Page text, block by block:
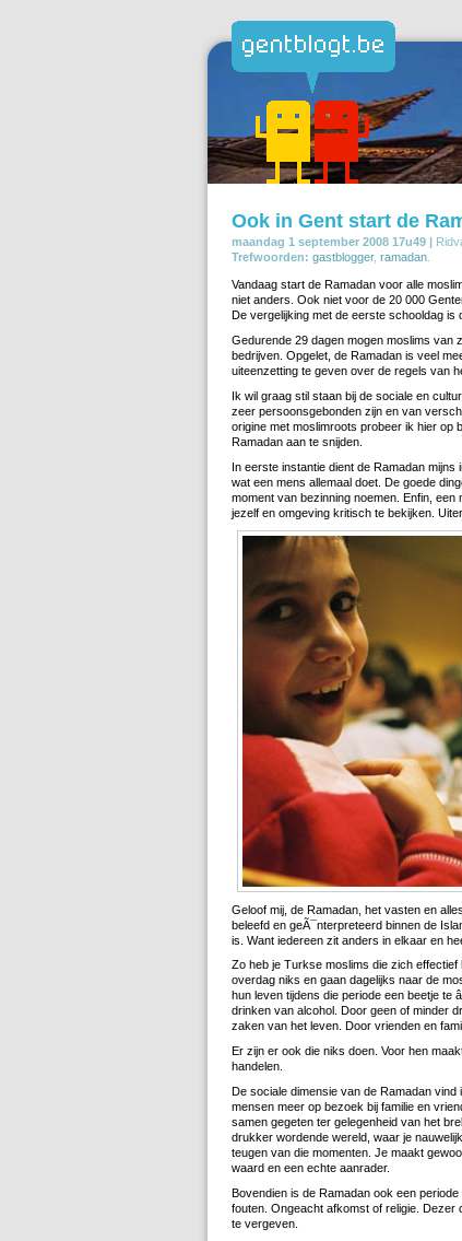
Ook in Gent start de
maandag 1 september 2008 17u49 |
Trefwoorden: gastblogger, ramadan
Vandaag start de Ramadan voor alle
niet anders. Ook niet voor de 20 000
De vergelijking met de eerste schooldag is
Gedurende 29 dagen mogen moslims van
bedrijven. Opgelet, de Ramadan is veel
uiteenzetting te geven over de regels van
Ik wil graag stil staan bij de sociale en
zeer persoonsgebonden zijn en van
origine met moslimroots probeer ik hier op
Ramadan aan te snijden.
In eerste instantie dient de Ramadan
wat een mens allemaal doet. De goede
moment van bezinning noemen. Enfin,
jezelf en omgeving kritisch te bekijken.
Geloof mij, de Ramadan, het vasten en
beleefd en geÃ¯nterpreteerd binnen de
is. Want iedereen zit anders in elkaar en
Zo heb je Turkse moslims die zich
overdag niks en gaan dagelijks naar de
hun leven tijdens die periode een beetje te
drinken van alcohol. Door geen of minder
zaken van het leven. Door vrienden en
Er zijn er ook die niks doen. Voor hen
handelen.
De sociale dimensie van de Ramadan
mensen meer op bezoek bij familie en
samen gegeten ter gelegenheid van het
drukker wordende wereld, waar je
teugen van die momenten. Je maakt
waard en een echte aanrader.
Bovendien is de Ramadan ook een
fouten. Ongeacht afkomst of religie. Dezer
te vergeven.